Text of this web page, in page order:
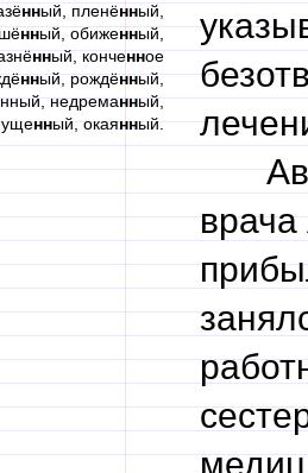
нный, пленённый,
нный, обиженный,
нный, конченное
нный, рождённый,
недреманный,
нный, окаянный.